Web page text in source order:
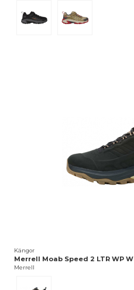
Kängor
Merrell Moab Speed 2 LTR WP W
Merrell